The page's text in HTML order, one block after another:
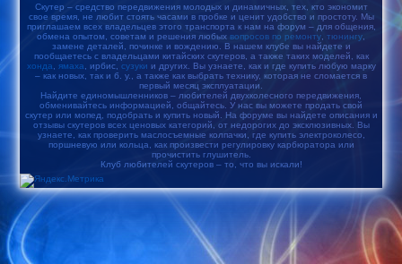
Скутер – средство передвижения молодых и динамичных, тех, кто экономит
свое время, не любит стоять часами в пробке и ценит удобство и простоту. Мы
приглашаем всех владельцев этого транспорта к нам на форум – для общения,
обмена опытом, советам и решения любых вопросов по ремонту тюнингу
замене деталей, починке и вождению. В нашем клубе вы найдете и
пообщаетесь с владельцами китайских скутеров, а также таких моделей, как
хонда
ямаха , ирбис, сузуки и других. Вы узнаете, как и где купить любую марку
– как новых, так и б. у., а также как выбрать технику, которая не сломается в
первый месяц эксплуатации.
Найдите единомышленников – любителей двухколесного передвижения,
обменивайтесь информацией, общайтесь. У нас вы можете продать свой
скутер или мопед, подобрать и купить новый. На форуме вы найдете описания и
отзывы скутеров всех ценовых категорий, от недорогих до эксклюзивных. Вы
узнаете, как проверить маслосъемные колпачки, где купить электроколесо,
поршневую или кольца, как произвести регулировку карбюратора или
прочистить глушитель.
Клуб любителей скутеров – то, что вы искали!